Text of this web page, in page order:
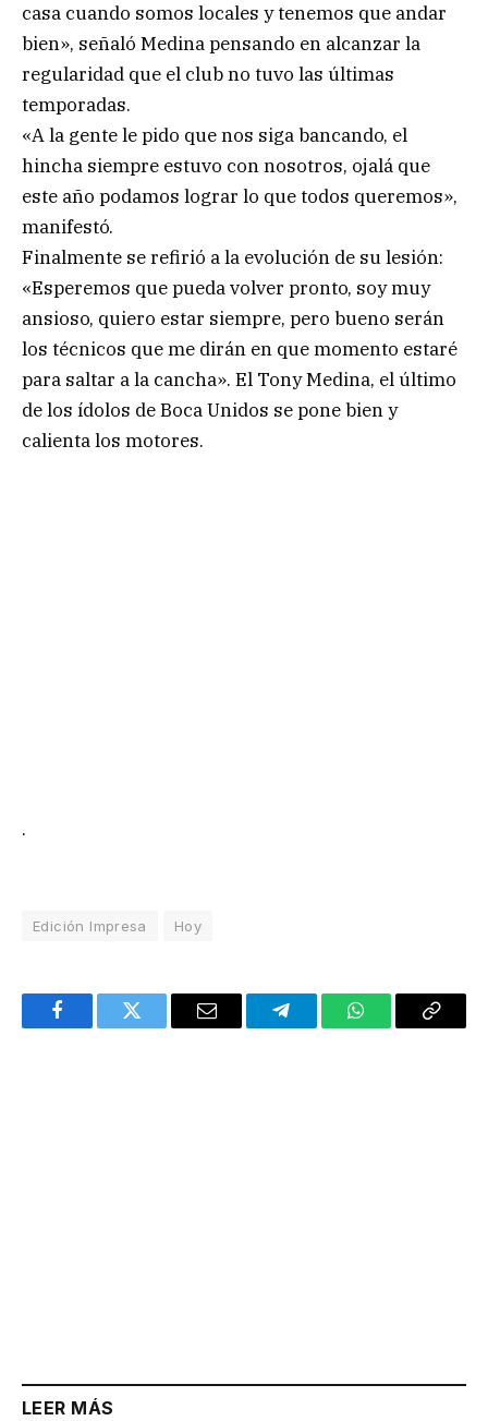
casa cuando somos locales y tenemos que andar
bien», señaló Medina pensando en alcanzar la
regularidad que el club no tuvo las últimas
temporadas.
«A la gente le pido que nos siga bancando, el
hincha siempre estuvo con nosotros, ojalá que
este año podamos lograr lo que todos queremos»,
manifestó.
Finalmente se refirió a la evolución de su lesión:
«Esperemos que pueda volver pronto, soy muy
ansioso, quiero estar siempre, pero bueno serán
los técnicos que me dirán en que momento estaré
para saltar a la cancha». El Tony Medina, el último
de los ídolos de Boca Unidos se pone bien y
calienta los motores.
.
Edición Impresa Hoy
FacebookTwitter Email TelegramWhatsAppCopy
LEER MÁS